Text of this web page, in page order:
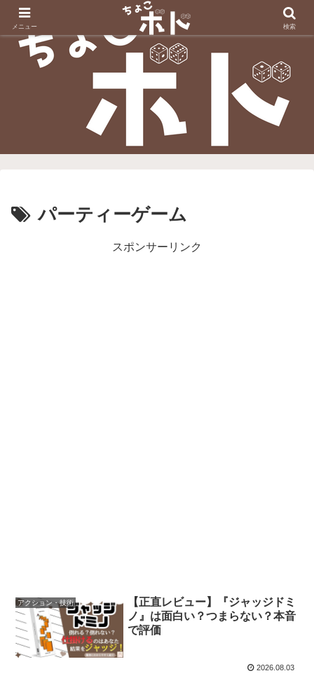
パーティーゲーム
スポンサーリンク
アクション・技術
【正直レビュー】『ジャッジドミ
ノ』は面白い？つまらない？本音
で評価
2026.08.03
メニュー 検索